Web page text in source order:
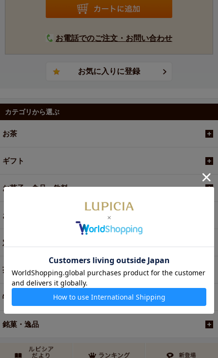
お電話でのご注文・お問い合わせ
カテゴリから選ぶ
お茶
ギフト
お菓子・食品・飲料
お買い得商品
定期便
茶器・オリジナルグッズ
特別商品・お取り寄せ
銘菓・逸品